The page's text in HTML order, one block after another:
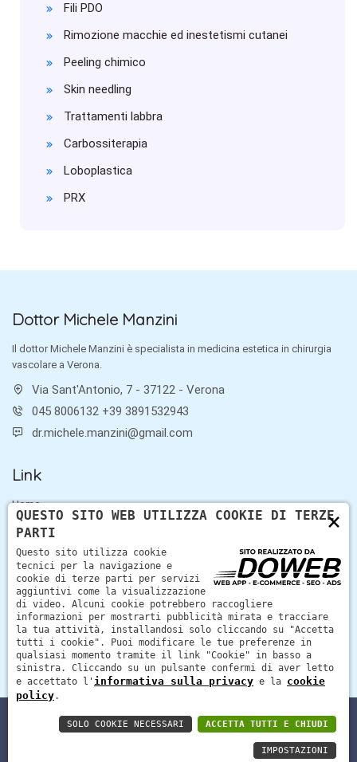
Fili PDO
Rimozione macchie ed inestetismi cutanei
Peeling chimico
Skin needling
Trattamenti labbra
Carbossiterapia
Loboplastica
PRX
Dottor Michele Manzini
Il dottor Michele Manzini è specialista in medicina estetica in chirurgia
vascolare a Verona.
Via Sant'Antonio, 7 - 37122 - Verona
045 8006132 +39 3891532943
dr.michele.manzini@gmail.com
Link
Home
Servizi
Medicina estetica a Verona
Il Dottor Manzini si occupa di medicina estetica a Verona,
migliora la qualità della vita di chi vive un disagio per un
inestetismo.
Dott. Manzini Michele - Partita Iva 03373830235 - Informativa
×
QUESTO SITO WEB UTILIZZA COOKIE DI TERZE
PARTI
Questo sito utilizza cookie
tecnici per la navigazione e
cookie di terze parti per servizi
aggiuntivi come la visualizzazione
di video. Alcuni cookie potrebbero raccogliere
informazioni per mostrarti pubblicità mirata e tracciare
la tua attività, installandosi solo cliccando su "Accetta
tutti i cookie". Puoi modificare le tue preferenze in
qualsiasi momento tramite il link "Cookie" in basso a
sinistra. Cliccando su un pulsante confermi di aver letto
e accettato l' informativa sulla privacy e la cookie
policy.
ACCETTA TUTTI E CHIUDI
SOLO COOKIE NECESSARI
IMPOSTAZIONI